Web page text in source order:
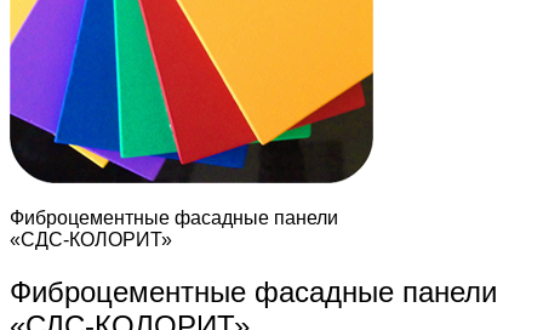
Фиброцементные фасадные панели
«СДС-КОЛОРИТ»
Фиброцементные фасадные панели